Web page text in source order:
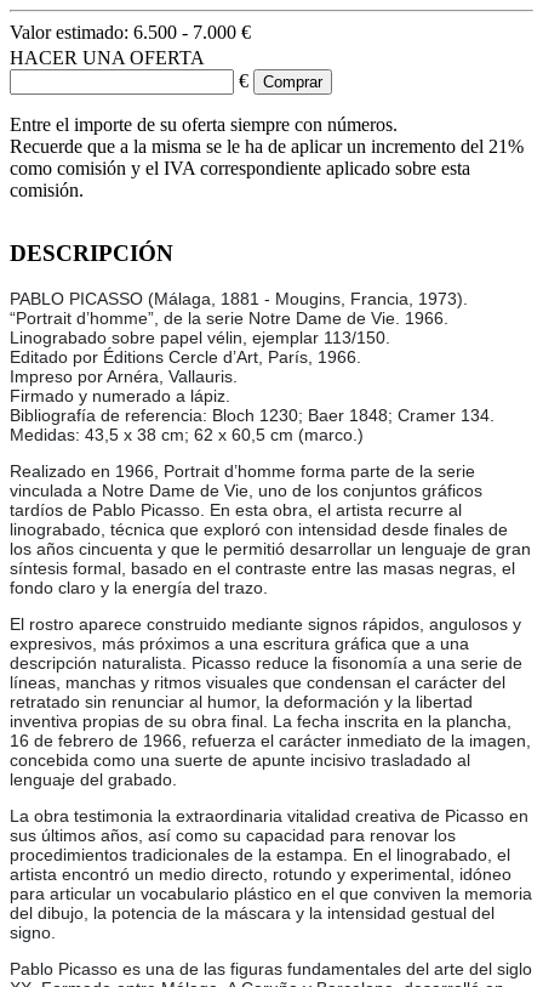
Valor estimado: 6.500 - 7.000 €
HACER UNA OFERTA
€
Entre el importe de su oferta siempre con números.
Recuerde que a la misma se le ha de aplicar un incremento del 21%
como comisión y el IVA correspondiente aplicado sobre esta
comisión.
DESCRIPCIÓN
PABLO PICASSO (Málaga, 1881 - Mougins, Francia, 1973).
“Portrait d’homme”, de la serie Notre Dame de Vie. 1966.
Linograbado sobre papel vélin, ejemplar 113/150.
Editado por Éditions Cercle d’Art, París, 1966.
Impreso por Arnéra, Vallauris.
Firmado y numerado a lápiz.
Bibliografía de referencia: Bloch 1230; Baer 1848; Cramer 134.
Medidas: 43,5 x 38 cm; 62 x 60,5 cm (marco.)
Realizado en 1966, Portrait d’homme forma parte de la serie
vinculada a Notre Dame de Vie, uno de los conjuntos gráficos
tardíos de Pablo Picasso. En esta obra, el artista recurre al
linograbado, técnica que exploró con intensidad desde finales de
los años cincuenta y que le permitió desarrollar un lenguaje de gran
síntesis formal, basado en el contraste entre las masas negras, el
fondo claro y la energía del trazo.
El rostro aparece construido mediante signos rápidos, angulosos y
expresivos, más próximos a una escritura gráfica que a una
descripción naturalista. Picasso reduce la fisonomía a una serie de
líneas, manchas y ritmos visuales que condensan el carácter del
retratado sin renunciar al humor, la deformación y la libertad
inventiva propias de su obra final. La fecha inscrita en la plancha,
16 de febrero de 1966, refuerza el carácter inmediato de la imagen,
concebida como una suerte de apunte incisivo trasladado al
lenguaje del grabado.
La obra testimonia la extraordinaria vitalidad creativa de Picasso en
sus últimos años, así como su capacidad para renovar los
procedimientos tradicionales de la estampa. En el linograbado, el
artista encontró un medio directo, rotundo y experimental, idóneo
para articular un vocabulario plástico en el que conviven la memoria
del dibujo, la potencia de la máscara y la intensidad gestual del
signo.
Pablo Picasso es una de las figuras fundamentales del arte del siglo